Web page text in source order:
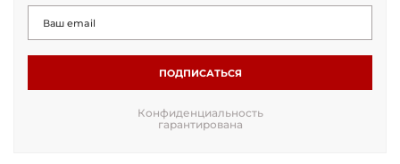
ПОДПИСАТЬСЯ
Конфиденциальность
гарантирована